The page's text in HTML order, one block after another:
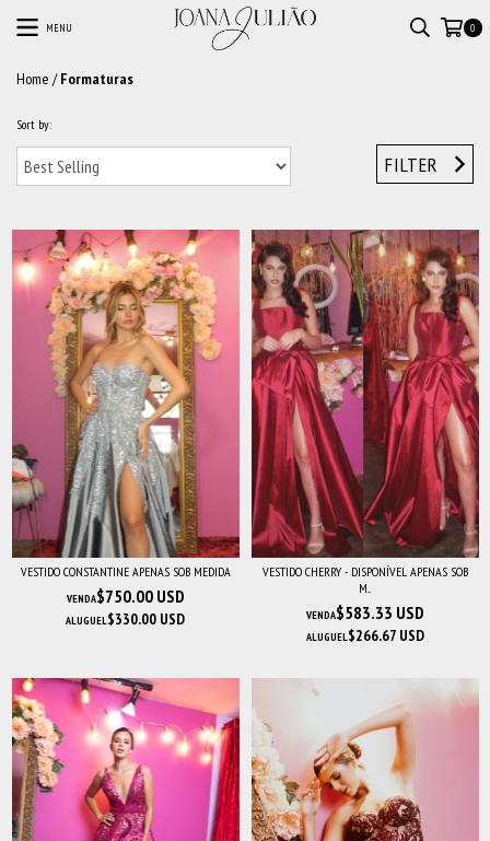
MENU 0
Home / Formaturas
Sort by:
FILTER
VESTIDO CONSTANTINE APENAS SOB MEDIDA
VENDA$750.00 USD
ALUGUEL$330.00 USD
VESTIDO CHERRY - DISPONÍVEL APENAS SOB
M...
VENDA$583.33 USD
ALUGUEL$266.67 USD